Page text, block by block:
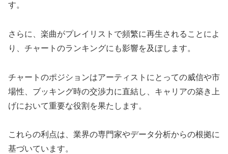
す。
さらに、楽曲がプレイリストで頻繁に再生されることによ
り、チャートのランキングにも影響を及ぼします。
チャートのポジションはアーティストにとっての威信や市
場性、ブッキング時の交渉力に直結し、キャリアの築き上
げにおいて重要な役割を果たします。
これらの利点は、業界の専門家やデータ分析からの根拠に
基づいています。